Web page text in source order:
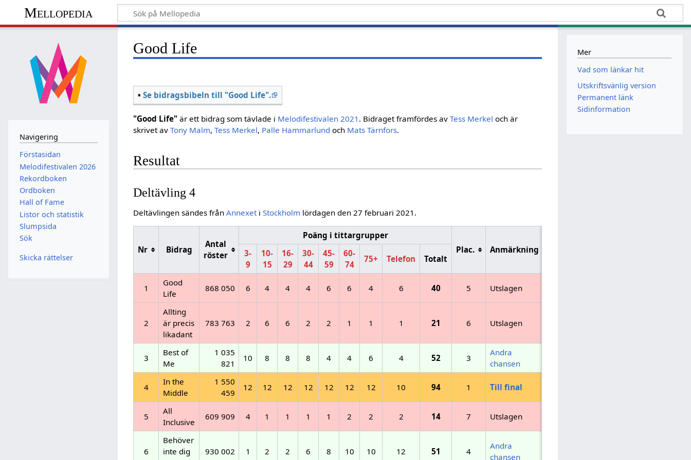
Mellopedia
Good Life
• Se bidragsbibeln till "Good Life".
"Good Life" är ett bidrag som tävlade i Melodifestivalen 2021 . Bidraget framfördes avTess Merkel och är
skrivet avTony Malm,Tess Merkel, Palle Hammarlund och Mats Tärnfors.
Resultat
Deltävling 4
Deltävlingen sändes frånAnnexet iStockholm lördagen den 27 februari 2021.
Nr Bidrag
Antal
röster
Poäng i tittargrupper
Plac.
Anmärkning
3-
9
10-
15
16-
29
30-
44
45-
59
60-
74
75+ Telefon Totalt
1
Good
Life
868 050 6 4 4 4 6 6 4 6 40 5 Utslagen
2
Allting
är precis
likadant
783 763 2 6 6 2 2 1 1 1 21 6 Utslagen
3
Best of
Me
1 035
821
10 8 8 8 4 4 6 4 52 3
Andra
chansen
4
In the
Middle
1 550
459
12 12 12 12 12 12 12 10 94 1 Till final
5
All
Inclusive
609 909 4 1 1 1 1 2 2 2 14 7 Utslagen
6
Behöver
inte dig
930 002 1 2 2 6 8 10 10 12 51 4
Andra
chansen
Navigering
Förstasidan
Melodifestivalen 2026
Rekordboken
Ordboken
Hall of Fame
Listor och statistik
Slumpsida
Sök
Skicka rättelser
Mer
Vad som länkar hit
Utskriftsvänlig version
Permanent länk
Sidinformation